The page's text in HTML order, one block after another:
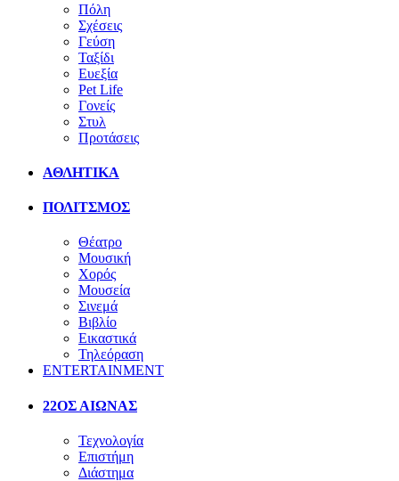
Πόλη
Σχέσεις
Γεύση
Ταξίδι
Ευεξία
Pet Life
Γονείς
Στυλ
Προτάσεις
ΑΘΛΗΤΙΚΑ
ΠΟΛΙΤΣΜΟΣ
Θέατρο
Μουσική
Χορός
Μουσεία
Σινεμά
Βιβλίο
Εικαστικά
Τηλεόραση
ENTERTAINMENT
22ΟΣ ΑΙΩΝΑΣ
Τεχνολογία
Επιστήμη
Διάστημα